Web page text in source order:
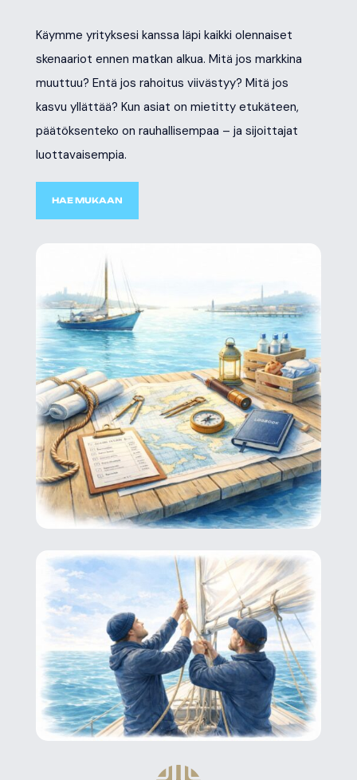
Käymme yrityksesi kanssa läpi kaikki olennaiset
skenaariot ennen matkan alkua. Mitä jos markkina
muuttuu? Entä jos rahoitus viivästyy? Mitä jos
kasvu yllättää? Kun asiat on mietitty etukäteen,
päätöksenteko on rauhallisempaa – ja sijoittajat
luottavaisempia.
HAE MUKAAN